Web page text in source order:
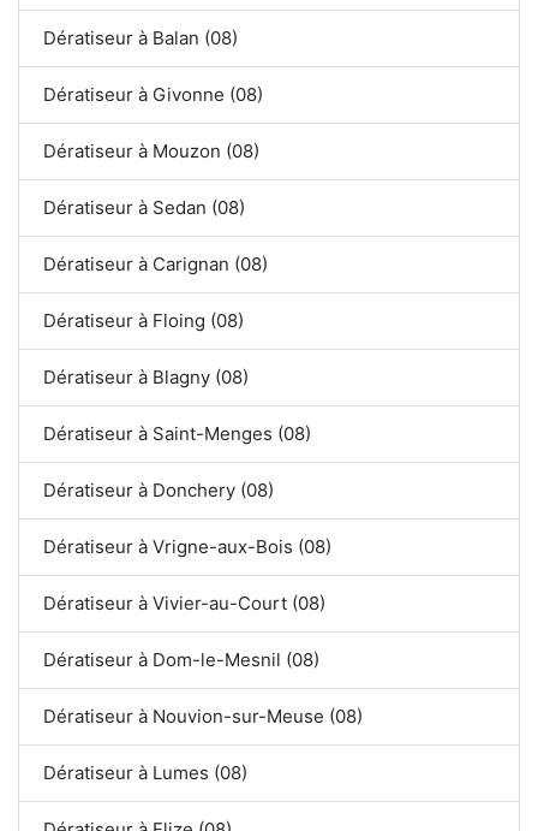
Dératiseur à Balan (08)
Dératiseur à Givonne (08)
Dératiseur à Mouzon (08)
Dératiseur à Sedan (08)
Dératiseur à Carignan (08)
Dératiseur à Floing (08)
Dératiseur à Blagny (08)
Dératiseur à Saint-Menges (08)
Dératiseur à Donchery (08)
Dératiseur à Vrigne-aux-Bois (08)
Dératiseur à Vivier-au-Court (08)
Dératiseur à Dom-le-Mesnil (08)
Dératiseur à Nouvion-sur-Meuse (08)
Dératiseur à Lumes (08)